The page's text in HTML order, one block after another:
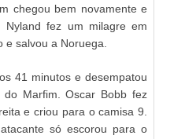
chegou bem novamente e
Nyland fez um milagre em
salvou a Noruega.
41 minutos e desempatou
Marfim. Oscar Bobb fez
e criou para o camisa 9.
só escorou para o